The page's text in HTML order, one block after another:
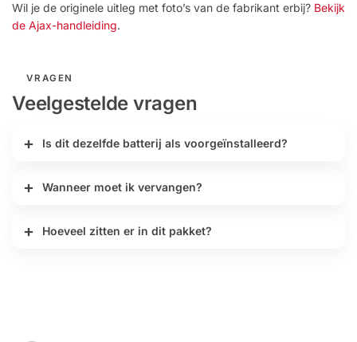
Wil je de originele uitleg met foto’s van de fabrikant erbij? Bekijk
de Ajax-handleiding.
VRAGEN
Veelgestelde vragen
Is dit dezelfde batterij als voorgeïnstalleerd?
Wanneer moet ik vervangen?
Hoeveel zitten er in dit pakket?